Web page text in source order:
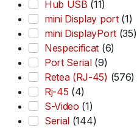
Hub USB (11)
mini Display port (1)
mini DisplayPort (35)
Nespecificat (6)
Port Serial (9)
Retea (RJ-45) (576)
Rj-45 (4)
S-Video (1)
Serial (144)